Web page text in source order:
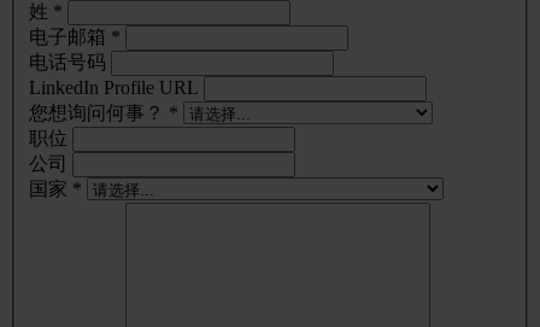
姓 *
电子邮箱 *
电话号码
LinkedIn Profile URL
您想询问何事？ *
职位
公司
国家 *